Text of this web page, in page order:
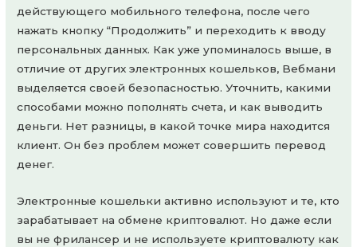
действующего мобильного телефона, после чего
нажать кнопку “Продолжить” и переходить к вводу
персональных данных. Как уже упоминалось выше, в
отличие от других электронных кошельков, Вебмани
выделяется своей безопасностью. Уточнить, какими
способами можно пополнять счета, и как выводить
деньги. Нет разницы, в какой точке мира находится
клиент. Он без проблем может совершить перевод
денег.
Электронные кошельки активно используют и те, кто
зарабатывает на обмене криптовалют. Но даже если
вы не фрилансер и не используете криптовалюту как